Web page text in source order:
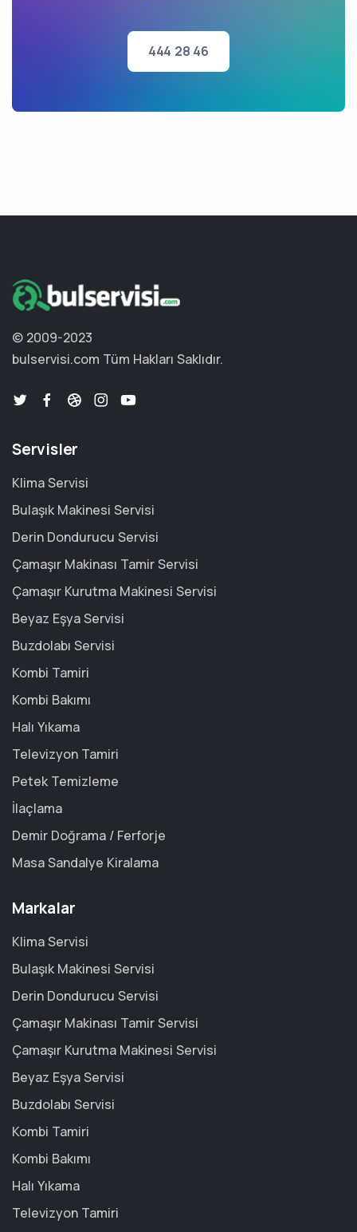
444 28 46
© 2009-2023
bulservisi.com Tüm Hakları Saklıdır.
Servisler
Klima Servisi
Bulaşık Makinesi Servisi
Derin Dondurucu Servisi
Çamaşır Makinası Tamir Servisi
Çamaşır Kurutma Makinesi Servisi
Beyaz Eşya Servisi
Buzdolabı Servisi
Kombi Tamiri
Kombi Bakımı
Halı Yıkama
Televizyon Tamiri
Petek Temizleme
İlaçlama
Demir Doğrama / Ferforje
Masa Sandalye Kiralama
Markalar
Klima Servisi
Bulaşık Makinesi Servisi
Derin Dondurucu Servisi
Çamaşır Makinası Tamir Servisi
Çamaşır Kurutma Makinesi Servisi
Beyaz Eşya Servisi
Buzdolabı Servisi
Kombi Tamiri
Kombi Bakımı
Halı Yıkama
Televizyon Tamiri